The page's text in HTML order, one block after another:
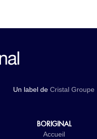
Un label de Cristal Groupe
BORIGINAL
Accueil